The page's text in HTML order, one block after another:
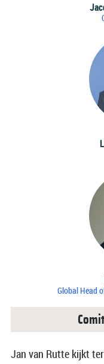
Global Head
Jan van Rutte kijkt